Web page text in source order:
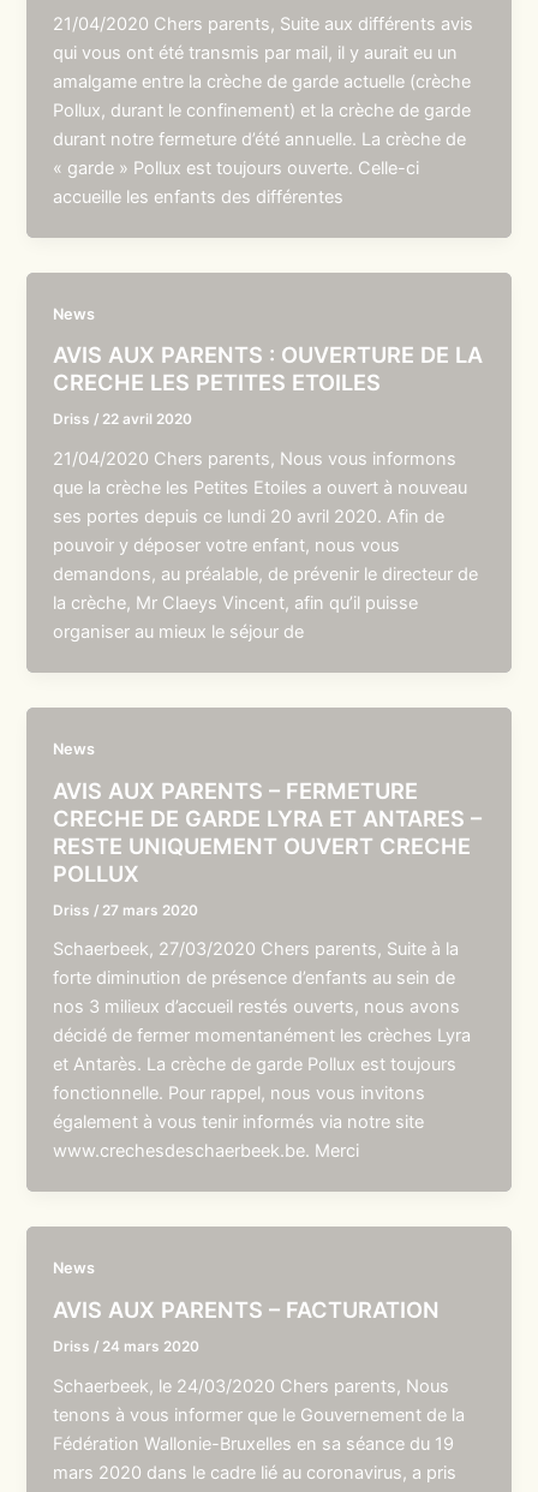
21/04/2020 Chers parents, Suite aux différents avis
qui vous ont été transmis par mail, il y aurait eu un
amalgame entre la crèche de garde actuelle (crèche
Pollux, durant le confinement) et la crèche de garde
durant notre fermeture d’été annuelle. La crèche de
« garde » Pollux est toujours ouverte. Celle-ci
accueille les enfants des différentes
News
AVIS AUX PARENTS : OUVERTURE DE LA
CRECHE LES PETITES ETOILES
Driss / 22 avril 2020
21/04/2020 Chers parents, Nous vous informons
que la crèche les Petites Etoiles a ouvert à nouveau
ses portes depuis ce lundi 20 avril 2020. Afin de
pouvoir y déposer votre enfant, nous vous
demandons, au préalable, de prévenir le directeur de
la crèche, Mr Claeys Vincent, afin qu’il puisse
organiser au mieux le séjour de
News
AVIS AUX PARENTS – FERMETURE
CRECHE DE GARDE LYRA ET ANTARES –
RESTE UNIQUEMENT OUVERT CRECHE
POLLUX
Driss / 27 mars 2020
Schaerbeek, 27/03/2020 Chers parents, Suite à la
forte diminution de présence d’enfants au sein de
nos 3 milieux d’accueil restés ouverts, nous avons
décidé de fermer momentanément les crèches Lyra
et Antarès. La crèche de garde Pollux est toujours
fonctionnelle. Pour rappel, nous vous invitons
également à vous tenir informés via notre site
www.crechesdeschaerbeek.be. Merci
News
AVIS AUX PARENTS – FACTURATION
Driss / 24 mars 2020
Schaerbeek, le 24/03/2020 Chers parents, Nous
tenons à vous informer que le Gouvernement de la
Fédération Wallonie-Bruxelles en sa séance du 19
mars 2020 dans le cadre lié au coronavirus, a pris